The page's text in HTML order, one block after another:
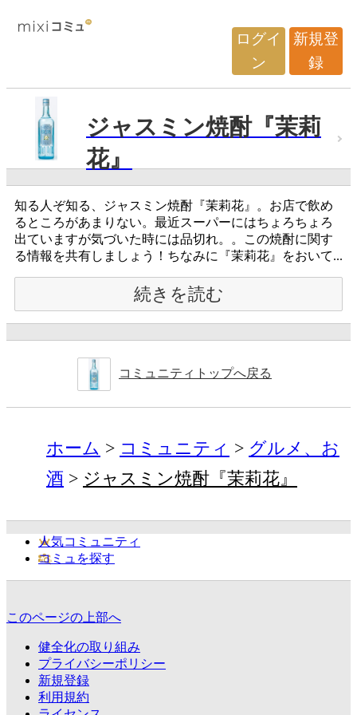
ログイ
ン
新規登
録
ジャスミン焼酎『茉莉
花』
知る人ぞ知る、ジャスミン焼酎『茉莉花』。お店で飲め
るところがあまりない。最近スーパーにはちょろちょろ
出ていますが気づいた時には品切れ。。この焼酎に関す
る情報を共有しましょう！ちなみに『茉莉花』をおいて...
続きを読む
コミュニティトップへ戻る
ホーム コミュニティ
グルメ、お
酒
ジャスミン焼酎『茉莉花』
人気コミュニティ
コミュを探す
このページの上部へ
健全化の取り組み
プライバシーポリシー
新規登録
利用規約